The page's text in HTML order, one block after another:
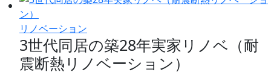
リノベーション
3世代同居の築28年実家リノベ（耐
震断熱リノベーション）